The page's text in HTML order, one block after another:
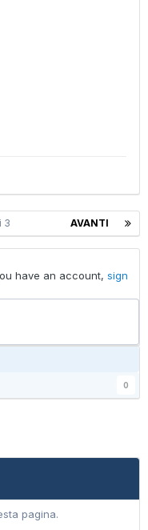
AVANTI
3
have an account, sign
0
pagina.